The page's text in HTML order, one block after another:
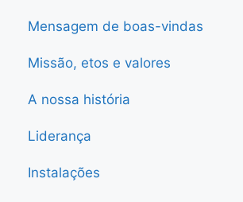
Mensagem de boas-vindas
Missão, etos e valores
A nossa história
Liderança
Instalações